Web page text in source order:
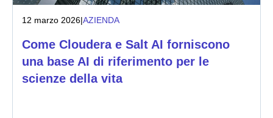
Tecnologia
Settore pubblico
Sanità
12 marzo 2026|AZIENDA
Come Cloudera e Salt AI forniscono
una base AI di riferimento per le
scienze della vita